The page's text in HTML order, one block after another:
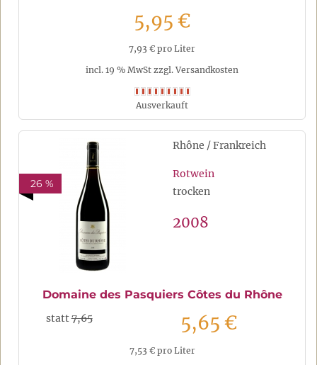
5,95 €
7,93 € pro Liter
incl. 19 % MwSt zzgl. Versandkosten
Ausverkauft
26 %
Rhône / Frankreich
Rotwein
trocken
2008
Domaine des Pasquiers Côtes du Rhône
statt7,65 5,65 €
7,53 € pro Liter